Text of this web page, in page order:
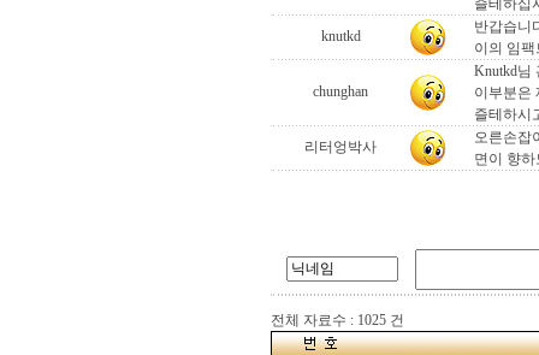
즐테하십
knutkd
반갑습니
이의 임
chunghan
Knutkd님
이부분은
즐테하시
리터엉박사
오른손잡
면이 향
전체 자료수 : 1025 건